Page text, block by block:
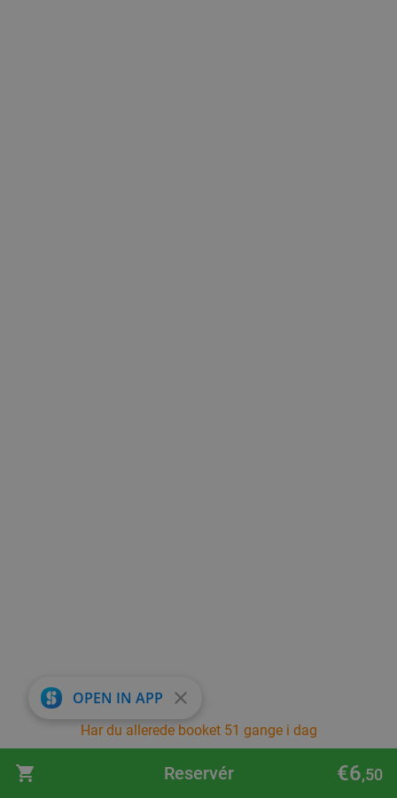
Har du allerede booket 51 gange i dag
Reservér €6,50
OPEN IN APP close